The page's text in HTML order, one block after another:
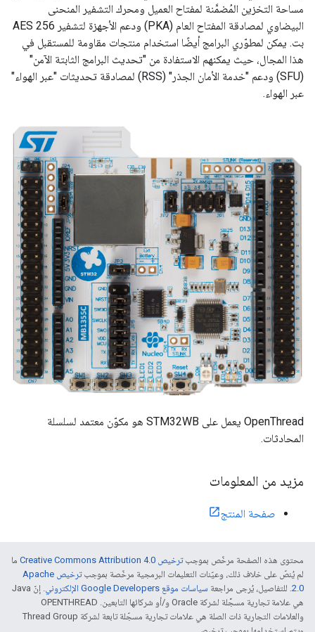
مساحة التخزين المُضمَّنة لمفتاح العميل ومحرك التشفير المنحنى
البيضاوي لمصادقة المفتاح العام (PKA) ودعم الأجهزة لتشفير AES 256
بت. يمكن لمطوّري البرامج أيضًا استخدام منتجات مقاومة للمستقبل في
هذا المجال، حيث يمكنهم الاستفادة من "تحديث البرامج الثابتة الآمن"
(SFU) ودعم "خدمة الأمان الجذر" (RSS) لمصادقة تحديثات "عبر الهواء"
عبر الهواء.
OpenThread يعمل على STM32WB هو مكوّن معتمد لسلسلة
المحادثات.
مزيد من المعلومات
صفحة المنتج
محتوى هذه الصفحة مرخّص بموجبترخيص Creative Commons Attribution 4.0‏
ما
لم يُنصّ على خلاف ذلك، وعيّنات التعليمات البرمجية مرخّصة بموجب
ترخيص Apache
2.0‏. للتفاصيل، يُرجى مراجعة سياسات موقع Google Developers الإلكتروني
. إنّ Java
هي علامة تجارية مسجَّلة لشركة Oracle و/أو شركائها التابعين. ‫OPENTHREAD
والعلامات التجارية ذات الصلة هي علامات تجارية مسجّلة تابعة لشركة Thread Group